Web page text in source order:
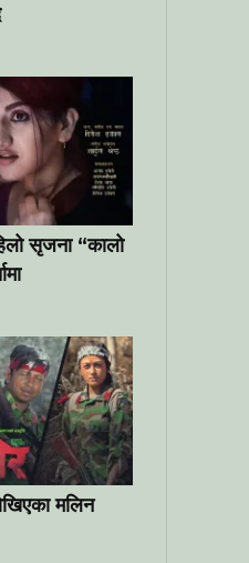
सृजना “कालो
मलिन